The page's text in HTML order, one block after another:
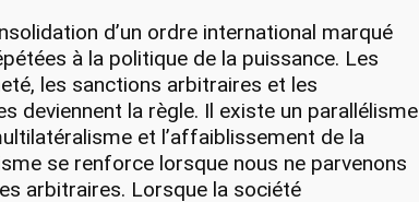
d’un ordre international marqué
à la politique de la puissance. Les
les sanctions arbitraires et les
deviennent la règle. Il existe un parallélisme
et l’affaiblissement de la
se renforce lorsque nous ne parvenons
arbitraires. Lorsque la société